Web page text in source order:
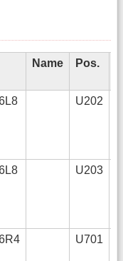
Name Pos.
U202
U203
U701